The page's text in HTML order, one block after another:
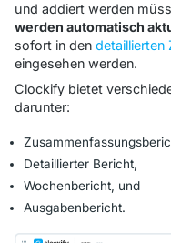
und addiert werden
werden automatisch
sofort in den detaillierten
eingesehen werden.
Clockify bietet
darunter:
Detaillierter Bericht,
Wochenbericht, und
Ausgabenbericht.